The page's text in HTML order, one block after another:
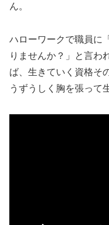
ん。
ハローワークで職員に
りませんか？」と言わ
ば、生きていく資格そ
うずうしく胸を張って